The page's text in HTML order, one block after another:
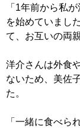
「1年前から私
を始めていまし
て、お互いの両
洋介さんは外食
ないため、美佐
た。
「一緒に食べら